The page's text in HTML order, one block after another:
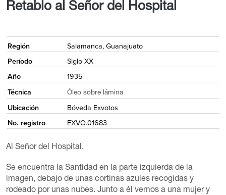
Retablo al Señor del Hospital
Región
Salamanca, Guanajuato
Período
Siglo XX
Año
1935
Técnica
Óleo sobre lámina
Ubicación
Bóveda Exvotos
No. registro
EXVO.01683
Al Señor del Hospital.
Se encuentra la Santidad en la parte izquierda de la
imagen, debajo de unas cortinas azules recogidas y
rodeado por unas nubes. Junto a él vemos a una mujer y